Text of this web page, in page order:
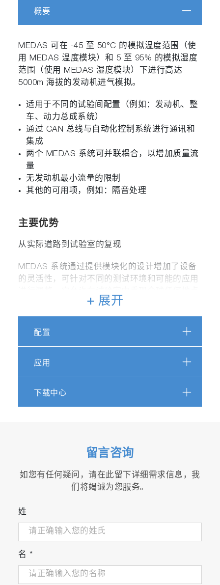
概要
MEDAS 可在 -45 至 50°C 的模拟温度范围（使
用 MEDAS 温度模块）和 5 至 95% 的模拟湿度
范围（使用 MEDAS 湿度模块）下进行高达
5000m 海拔的发动机进气模拟。
适用于不同的试验间配置（例如：发动机、整
车、动力总成系统）
通过 CAN 总线与自动化控制系统进行通讯和
集成
两个 MEDAS 系统可并联耦合，以增加质量流
量
无发动机最小流量的限制
其他的可用项，例如：隔音处理
主要优势
从实际道路到试验室的复现
MEDAS 系统通过提供模块化的设计增加了设备
的灵活性，可针对不同的测试环境和可能的应用
的大气条件。为了实现完整、真实的驾驶相关性
（例如排放性能相关性），可以与其他测试设备
集成。
灵活性
具有扩展温度和湿度模块的灵活性
可以模拟环境压力、温度和湿度的变化
可以快速再现真实的驾驶测试场景
有效性
+ 展开
配置
应用
下载中心
留言咨询
如您有任何疑问，请在此留下详细需求信息，我
们将竭诚为您服务。
姓
名 *